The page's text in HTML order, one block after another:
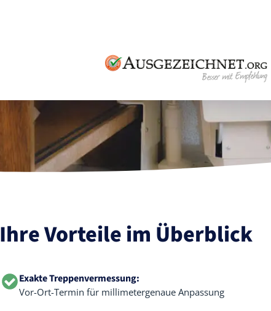
Ihre Vorteile im Überblick
Exakte Treppenvermessung:
Vor-Ort-Termin für millimetergenaue Anpassung